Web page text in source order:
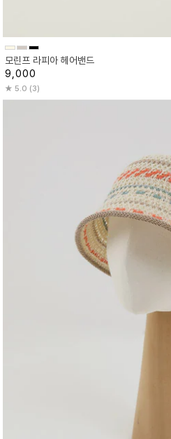
모린프 라피아 헤어밴드
9,000
5.0 (3)